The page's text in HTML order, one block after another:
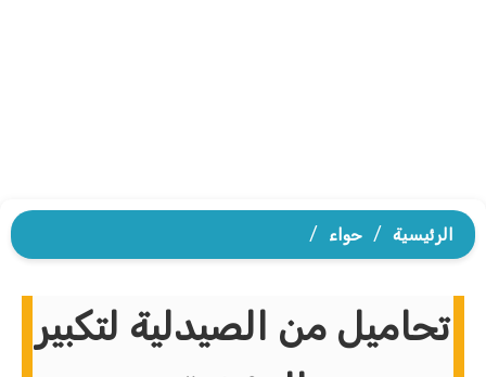
الرئيسية / حواء /
تحاميل من الصيدلية لتكبير